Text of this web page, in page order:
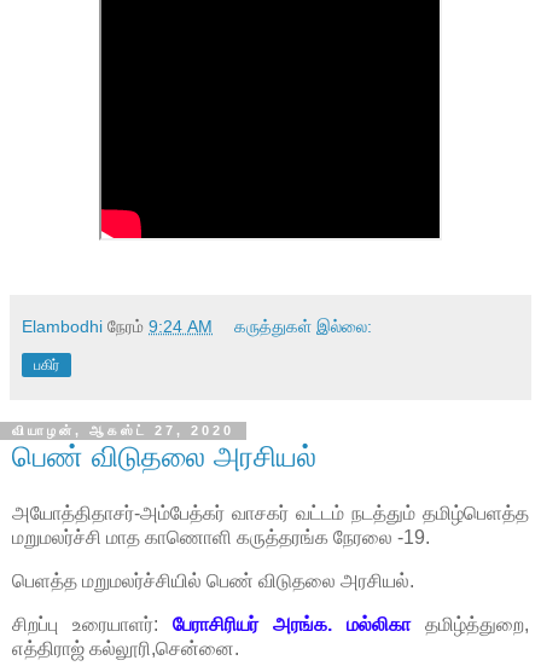
Elambodhi நேரம் 9:24 AM கருத்துகள் இல்லை:
பகிர்
வியாழன், ஆகஸ்ட் 27, 2020
பெண் விடுதலை அரசியல்
அயோத்திதாசர்-அம்பேத்கர் வாசகர் வட்டம் நடத்தும் தமிழ்பெளத்த
மறுமலர்ச்சி மாத காணொளி கருத்தரங்க நேரலை -19.
பெளத்த மறுமலர்ச்சியில் பெண் விடுதலை அரசியல்.
சிறப்பு உரையாளர்: பேராசிரியர் அரங்க. மல்லிகாதமிழ்த்துறை,
எத்திராஜ் கல்லூரி,சென்னை.